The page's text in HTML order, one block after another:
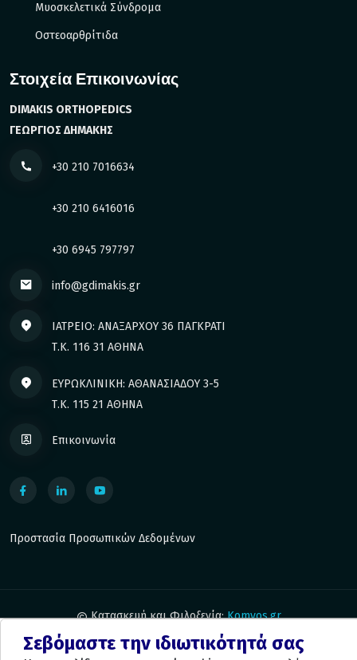
Μυοσκελετικά Σύνδρομα
Οστεοαρθρίτιδα
Στοιχεία Επικοινωνίας
DIMAKIS ORTHOPEDICS
ΓΕΩΡΓΙΟΣ ΔΗΜΑΚΗΣ
+30 210 7016634
+30 210 6416016
+30 6945 797797
info@gdimakis.gr
ΙΑΤΡΕΙΟ: ΑΝΑΞΑΡΧΟΥ 36 ΠΑΓΚΡΑΤΙ
Τ.Κ. 116 31 ΑΘΗΝΑ
ΕΥΡΩΚΛΙΝΙΚΗ: ΑΘΑΝΑΣΙΑΔΟΥ 3-5
Τ.Κ. 115 21 ΑΘΗΝΑ
Επικοινωνία
Προστασία Προσωπικών Δεδομένων
Κατασκευή και Φιλοξενία:Komvos.gr
Σεβόμαστε την ιδιωτικότητά σας